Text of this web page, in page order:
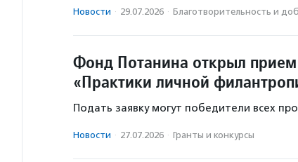
Новости · 29.07.2026 · Благотвори­тель­ность и
Фонд Потанина открыл прием
«Практики личной
Подать заявку могут победители всех
Новости · 27.07.2026 · Гранты и конкурсы